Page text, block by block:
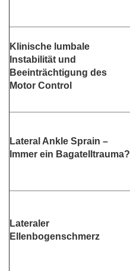
Klinische lumbale
Instabilität und
Beeinträchtigung des
Motor Control
Lateral Ankle Sprain –
Immer ein Bagatelltrauma?
Lateraler
Ellenbogenschmerz